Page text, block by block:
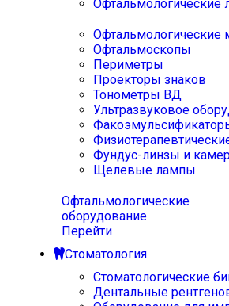
Офтальмологические
Офтальмологические
Офтальмоскопы
Периметры
Проекторы знаков
Тонометры ВД
Ультразвуковое
Фундус-линзы и
Щелевые лампы
Офтальмологические
оборудование
Перейти
Стоматология
Стоматологические
Дентальные